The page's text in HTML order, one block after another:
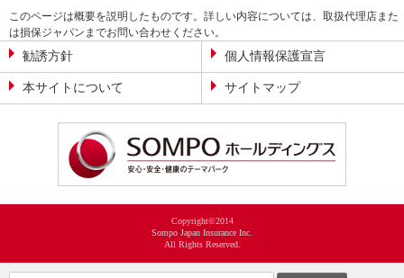
このページは概要を説明したものです。詳しい内容については、取扱代理店また
は損保ジャパンまでお問い合わせください。
勧誘方針 個人情報保護宣言
本サイトについて サイトマップ
Copyright©2014
Sompo Japan Insurance Inc.
All Rights Reserved.